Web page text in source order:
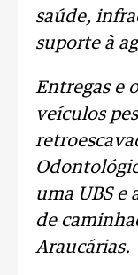
saúde,
suporte à
Entregas e
veículos
uma UBS e
de
Araucárias.